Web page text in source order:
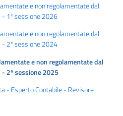
e non regolamentate dal
1ª sessione 2026
e non regolamentate dal
2ª sessione 2024
e non regolamentate dal
2ª sessione 2025
- Esperto Contabile - Revisore